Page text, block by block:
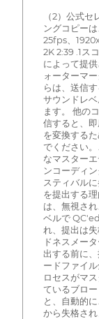
（2）公式
ングコピー
25fps、
2K 2:39 .1ス
によって提
ォーターマ
らは、送信
サウンドレ
ます。 他の
信すると、
を変換する
でください
なマスター
ンコーディ
スティバル
を提出する
は、無視さ
ベルで
れ、提出は
ドネスメー
出する前に
ードファイ
ロセスがマ
ているブロ
と、自動的
から失格され